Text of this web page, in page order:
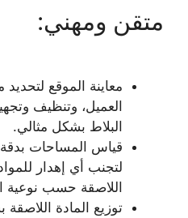
متقن ومهني:
معاينة الموقع
العميل، وتنظيف
البلاط بشكل مثالي.
قياس المساحات بدقة
لتجنب أي إهدار
اللاصقة حسب نوعية
توزيع المادة